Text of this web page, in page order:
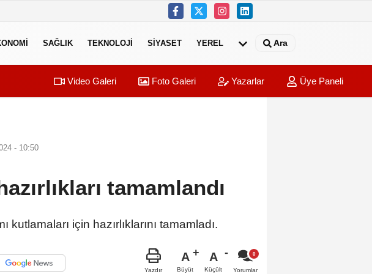
SAĞLIK TEKNOLOJI SIYASET YEREL Ara
Video Galeri Foto Galeri Yazarlar Üye Paneli
- 10:50
tamamlandı
için hazırlıklarını tamamladı.
Yazdır
A
Büyüt
A
Küçült Yorumlar